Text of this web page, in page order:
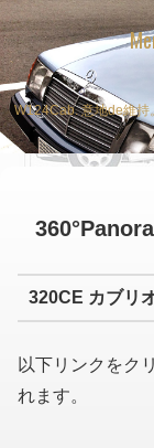
W124Cab. 意地de維持
320CE カブリ
以下リンクをク
れます。